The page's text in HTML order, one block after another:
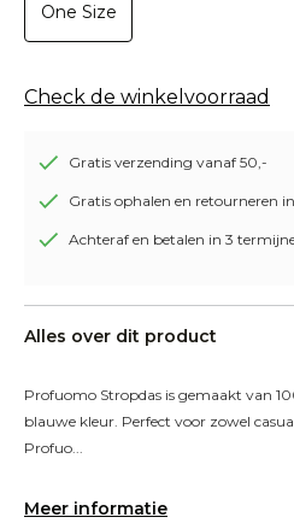
One Size
Check de winkelvoorraad
Gratis verzending vanaf 50,-
Gratis ophalen en retourneren
Achteraf en betalen in 3
Alles over dit product
Profuomo Stropdas is gemaakt van
blauwe kleur. Perfect voor zowel
Profuo...
Meer informatie